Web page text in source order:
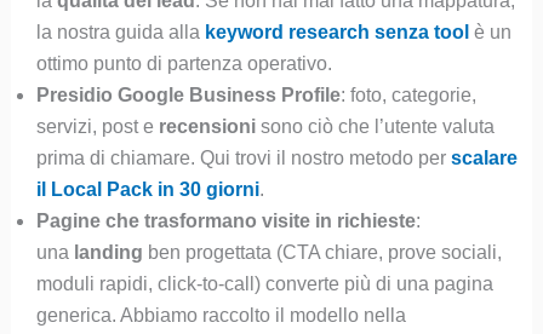
la nostra guida alla keyword research senza tool è un
ottimo punto di partenza operativo.
Presidio Google Business Profile: foto, categorie,
servizi, post e recensionisono ciò che l’utente valuta
prima di chiamare. Qui trovi il nostro metodo per scalare
il Local Pack in 30 giorni.
Pagine che trasformano visite in richieste:
una landing ben progettata (CTA chiare, prove sociali,
moduli rapidi, click-to-call) converte più di una pagina
generica. Abbiamo raccolto il modello nella